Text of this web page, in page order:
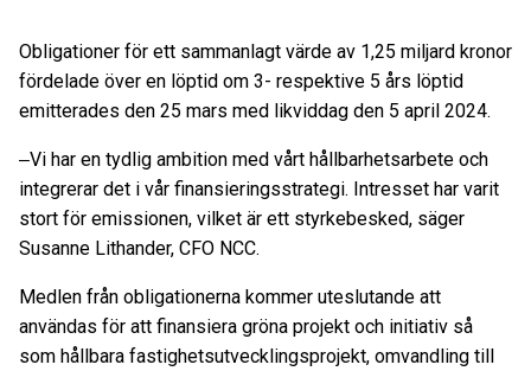
Obligationer för ett sammanlagt värde av 1,25 miljard kronor
fördelade över en löptid om 3- respektive 5 års löptid
emitterades den 25 mars med likviddag den 5 april 2024.
‒Vi har en tydlig ambition med vårt hållbarhetsarbete och
integrerar det i vår finansieringsstrategi. Intresset har varit
stort för emissionen, vilket är ett styrkebesked, säger
Susanne Lithander, CFO NCC.
Medlen från obligationerna kommer uteslutande att
användas för att finansiera gröna projekt och initiativ så
som hållbara fastighetsutvecklingsprojekt, omvandling till